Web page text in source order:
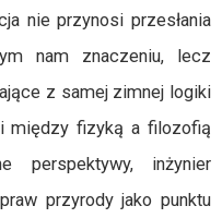
nie przynosi przesłania
nam znaczeniu, lecz
z samej zimnej logiki
między fizyką a filozofią
perspektywy, inżynier
przyrody jako punktu